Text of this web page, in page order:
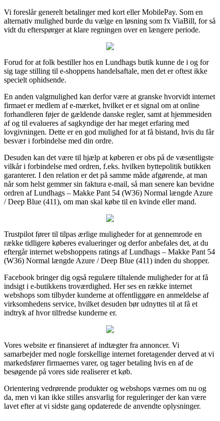
Vi foreslår generelt betalinger med kort eller MobilePay. Som en
alternativ mulighed burde du vælge en løsning som fx ViaBill, for så
vidt du efterspørger at klare regningen over en længere periode.
Forud for at folk bestiller hos en Lundhags butik kunne de i og for
sig tage stilling til e-shoppens handelsaftale, men det er oftest ikke
specielt ophidsende.
En anden valgmulighed kan derfor være at granske hvorvidt internet
firmaet er medlem af e-mærket, hvilket er et signal om at online
forhandleren føjer de gældende danske regler, samt at hjemmesiden
af og til evalueres af sagkyndige der har meget erfaring med
lovgivningen. Dette er en god mulighed for at få bistand, hvis du får
besvær i forbindelse med din ordre.
Desuden kan det være til hjælp at køberen er obs på de væsentligste
vilkår i forbindelse med ordren, f.eks. hvilken byttepolitik butikken
garanterer. I den relation er det på samme måde afgørende, at man
når som helst gemmer sin faktura e-mail, så man senere kan bevidne
ordren af Lundhags – Makke Pant 54 (W36) Normal længde Azure
/ Deep Blue (411), om man skal købe til en kvinde eller mand.
Trustpilot fører til tilpas ærlige muligheder for at gennemrode en
række tidligere køberes evalueringer og derfor anbefales det, at du
eftergår internet webshoppens ratings af Lundhags – Makke Pant 54
(W36) Normal længde Azure / Deep Blue (411) inden du shopper.
Facebook bringer dig også regulære tiltalende muligheder for at få
indsigt i e-butikkens troværdighed. Her ses en række internet
webshops som tilbyder kunderne at offentliggøre en anmeldelse af
virksomhedens service, hvilket desuden bør udnyttes til at få et
indtryk af hvor tilfredse kunderne er.
Vores website er finansieret af indtægter fra annoncer. Vi
samarbejder med nogle forskellige internet foretagender derved at vi
markedsfører firmaernes varer, og tager betaling hvis en af de
besøgende på vores side realiserer et køb.
Orientering vedrørende produkter og webshops værnes om nu og
da, men vi kan ikke stilles ansvarlig for reguleringer der kan være
lavet efter at vi sidste gang opdaterede de anvendte oplysninger.